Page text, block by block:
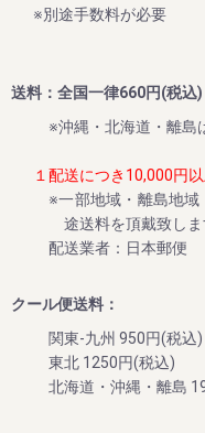
け込んだ、紀州南高梅 し
そんな想いで、今年も早
2024/06/04
新食感冷凍スイーツ「生
した
今回、生クリームぱんだ
を再開させていただきま
これから暑い日々が続き
※別途手数料が必要
送料：全国一律660円(税込)
※沖縄・北海道・離島
１配送につき10,000円
※一部地域・離島地
途送料を頂戴致しま
配送業者：日本郵便
クール便送料：
関東-九州 950円(税込)
東北 1250円(税込)
北海道・沖縄・離島